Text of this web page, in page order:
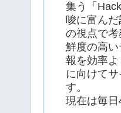
集う「
唆に富ん
の視点で考
鮮度の高
報を効率
に向けて
す。
現在は毎日